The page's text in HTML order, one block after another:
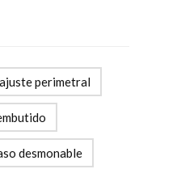
ajuste perimetral
desmonable